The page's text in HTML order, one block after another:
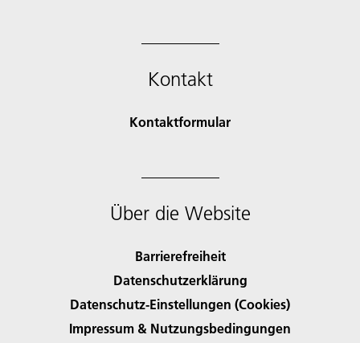
Kontakt
Kontaktformular
Über die Website
Barrierefreiheit
Datenschutzerklärung
Datenschutz-Einstellungen (Cookies)
Impressum & Nutzungsbedingungen